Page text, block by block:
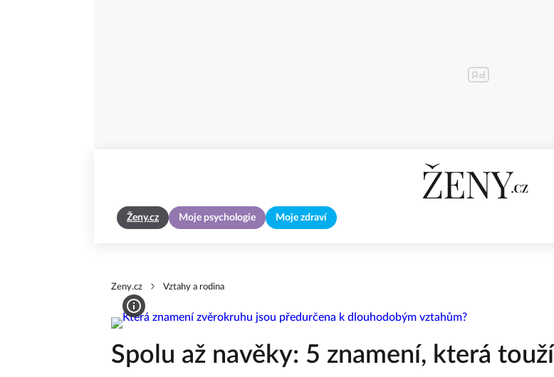
Ženy.cz Moje psychologie Moje zdraví
Zeny.cz Vztahy a rodina
Spolu až navěky: 5 znamení, která touží